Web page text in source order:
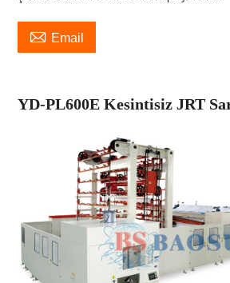
 Email
YD-PL600E Kesintisiz JRT